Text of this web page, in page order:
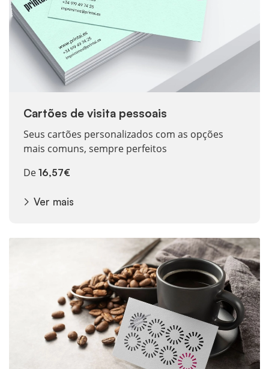
Cartões de visita pessoais
Seus cartões personalizados com as opções
mais comuns, sempre perfeitos
De 16,57€
Ver mais
Ver mais Cartões de fidelidade do cliente